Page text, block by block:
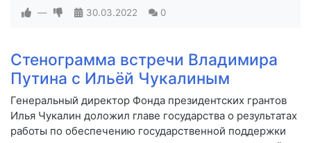
— 30.03.2022 0
Стенограмма встречи Владимира
Путина с Ильёй Чукалиным
Генеральный директор Фонда президентских грантов
Илья Чукалин доложил главе государства о результатах
работы по обеспечению государственной поддержки